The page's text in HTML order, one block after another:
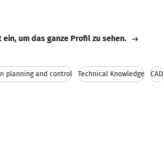
ein, um das ganze Profil zu sehen.
planning and control Technical Knowledge CAD